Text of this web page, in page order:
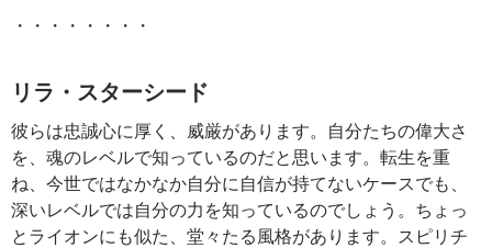
・・・・・・・・
リラ・スターシード
彼らは忠誠心に厚く、威厳があります。自分たちの偉大さ
を、魂のレベルで知っているのだと思います。転生を重
ね、今世ではなかなか自分に自信が持てないケースでも、
深いレベルでは自分の力を知っているのでしょう。ちょっ
とライオンにも似た、堂々たる風格があります。スピリチ